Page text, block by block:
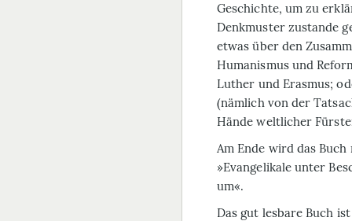
Geschichte, um zu
Denkmuster zustande
etwas über den
Humanismus und
Luther und Erasmus;
(nämlich von der
Hände weltlicher
Am Ende wird das
»Evangelikale unter
um«.
Das gut lesbare Buch